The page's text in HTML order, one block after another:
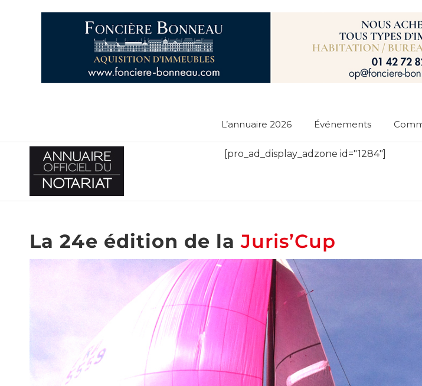
L’annuaire 2026 Événements
[pro_ad_display_adzone id="1284"]
La 24e édition de laJuris’Cup